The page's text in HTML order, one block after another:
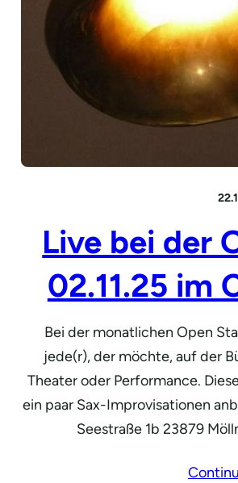
Live bei der
02.11.25 im
Bei der monatlichen Open
jede(r), der möchte, auf der
Theater oder Performance.
ein paar Sax-Improvisationen
Seestraße 1b 23879